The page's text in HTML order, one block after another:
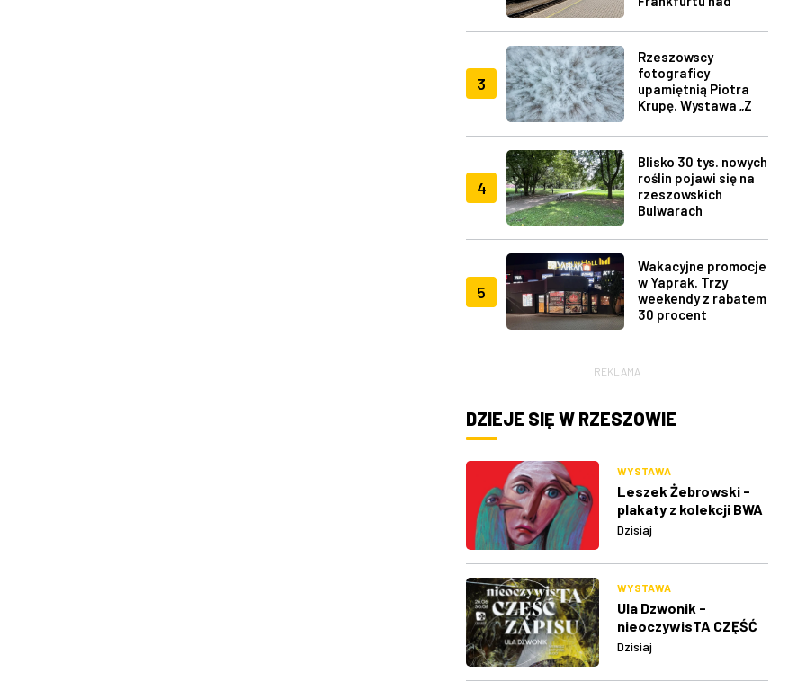
3
Rzeszowscy
fotograficy
upamiętnią Piotra
Krupę. Wystawa „Z
4
Blisko 30 tys. nowych
roślin pojawi się na
rzeszowskich
Bulwarach
5
Wakacyjne promocje
w Yaprak. Trzy
weekendy z rabatem
30 procent
REKLAMA
DZIEJE SIĘ W RZESZOWIE
WYSTAWA
Leszek Żebrowski -
plakaty z kolekcji BWA
w Rzeszowie
Dzisiaj
WYSTAWA
Ula Dzwonik -
nieoczywisTA CZĘŚĆ
ZAPISU
Dzisiaj